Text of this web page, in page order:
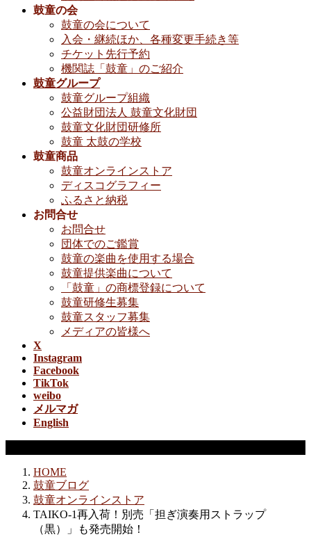
鼓童の会
鼓童の会について
入会・継続ほか、各種変更手続き等
チケット先行予約
機関誌「鼓童」のご紹介
鼓童グループ
鼓童グループ組織
公益財団法人 鼓童文化財団
鼓童文化財団研修所
鼓童 太鼓の学校
鼓童商品
鼓童オンラインストア
ディスコグラフィー
ふるさと納税
お問合せ
お問合せ
団体でのご鑑賞
鼓童の楽曲を使用する場合
鼓童提供楽曲について
「鼓童」の商標登録について
鼓童研修生募集
鼓童スタッフ募集
メディアの皆様へ
X
Instagram
Facebook
TikTok
weibo
メルマガ
English
HOME
鼓童ブログ
鼓童オンラインストア
TAIKO-1再入荷！別売「担ぎ演奏用ストラップ
（黒）」も発売開始！